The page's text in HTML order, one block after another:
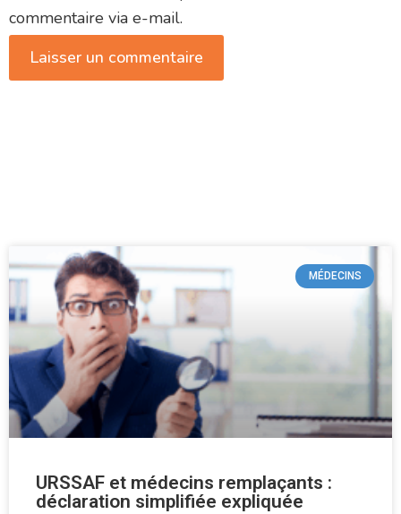
commentaire via e-mail.
MÉDECINS
URSSAF et médecins remplaçants :
déclaration simplifiée expliquée